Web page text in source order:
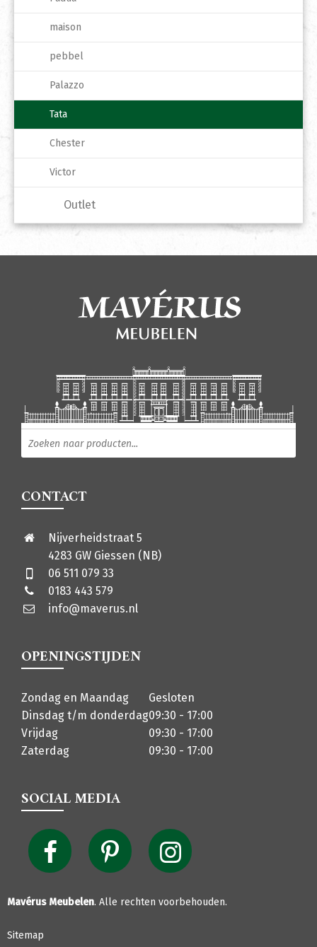
maison
pebbel
Palazzo
Tata
Chester
Victor
Outlet
CONTACT
Nijverheidstraat 5
4283 GW Giessen (NB)
06 511 079 33
0183 443 579
info@maverus.nl
OPENINGSTIJDEN
Zondag en Maandag
Gesloten
Dinsdag t/m donderdag09:30 - 17:00
Vrijdag
09:30 - 17:00
Zaterdag
09:30 - 17:00
SOCIAL MEDIA
Mavérus Meubelen. Alle rechten voorbehouden.
Sitemap